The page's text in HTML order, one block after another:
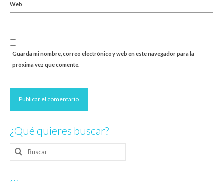
Web
Guarda mi nombre, correo electrónico y web en este navegador para la
próxima vez que comente.
¿Qué quieres buscar?
Buscar
por: